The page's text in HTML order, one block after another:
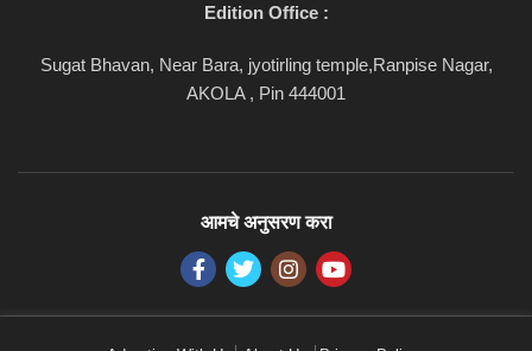
Edition Office :
Sugat Bhavan, Near Bara, jyotirling temple,Ranpise Nagar,
AKOLA , Pin 444001
आमचे अनुसरण करा